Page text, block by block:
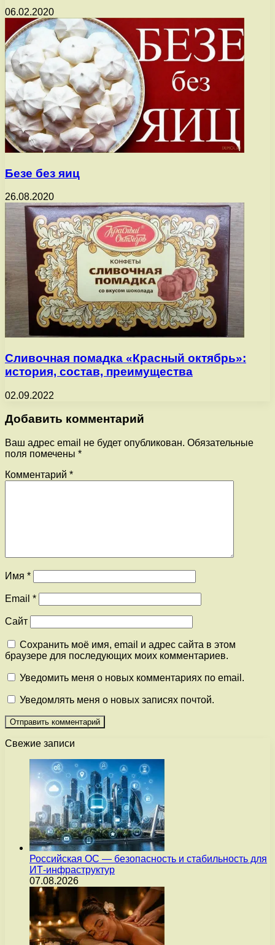
06.02.2020
Безе без яиц
26.08.2020
Сливочная помадка «Красный октябрь»:
история, состав, преимущества
02.09.2022
Добавить комментарий
Ваш адрес email не будет опубликован. Обязательные
поля помечены *
Комментарий *
Имя *
Email *
Сайт
Сохранить моё имя, email и адрес сайта в этом
браузере для последующих моих комментариев.
Уведомить меня о новых комментариях по email.
Уведомлять меня о новых записях почтой.
Свежие записи
Российская ОС — безопасность и стабильность для
ИТ-инфраструктур
07.08.2026